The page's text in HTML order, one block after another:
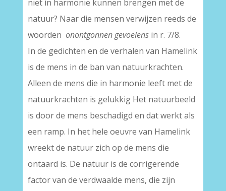
niet in harmonie kunnen brengen met de
natuur? Naar die mensen verwijzen reeds de
woorden onontgonnen gevoelensin r. 7/8.
In de gedichten en de verhalen van Hamelink
is de mens in de ban van natuurkrachten.
Alleen de mens die in harmonie leeft met de
natuurkrachten is gelukkig Het natuurbeeld
is door de mens beschadigd en dat werkt als
een ramp. In het hele oeuvre van Hamelink
wreekt de natuur zich op de mens die
ontaard is. De natuur is de corrigerende
factor van de verdwaalde mens, die zijn